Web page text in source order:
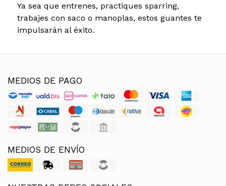
Ya sea que entrenes, practiques sparring,
trabajes con saco o manoplas, estos guantes te
impulsarán al éxito.
MEDIOS DE PAGO
MEDIOS DE ENVÍO